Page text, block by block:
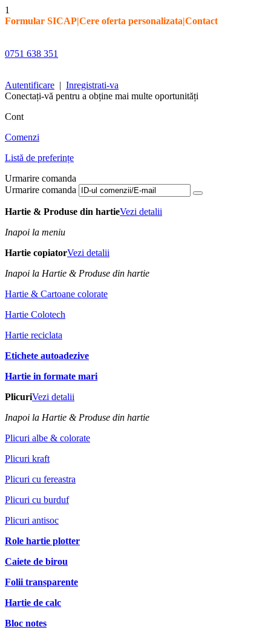
1
Formular SICAP|Cere oferta personalizata|Contact
0751 638 351
Autentificare | Inregistrati-va
Conectați-vă pentru a obține mai multe oportunități
Cont
Comenzi
Listă de preferințe
Urmarire comanda
Urmarire comanda
Hartie & Produse din hartieVezi detalii
Inapoi la meniu
Hartie copiatorVezi detalii
Inapoi la Hartie & Produse din hartie
Hartie & Cartoane colorate
Hartie Colotech
Hartie reciclata
Etichete autoadezive
Hartie in formate mari
PlicuriVezi detalii
Inapoi la Hartie & Produse din hartie
Plicuri albe & colorate
Plicuri kraft
Plicuri cu fereastra
Plicuri cu burduf
Plicuri antisoc
Role hartie plotter
Caiete de birou
Folii transparente
Hartie de calc
Bloc notes